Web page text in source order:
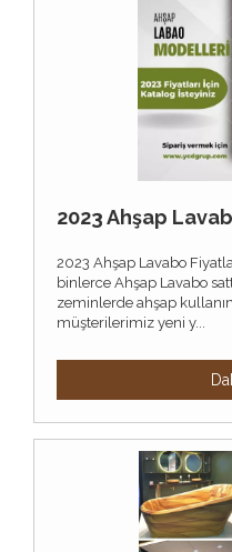
2023 Ahşap
2023 Ahşap Lavabo
binlerce Ahşap Lavabo
zeminlerde ahşap
müşterilerimiz yeni y...